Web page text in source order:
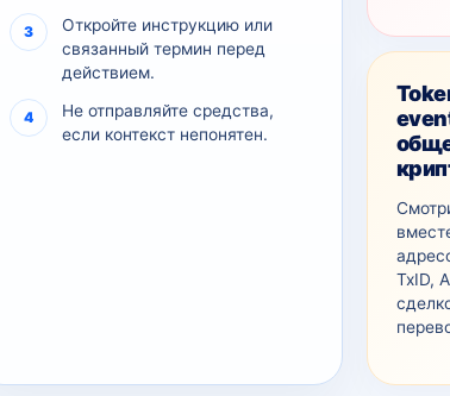
Откройте инструкцию или
связанный термин перед
действием.
Не отправляйте средства,
если контекст непонятен.
TxID,